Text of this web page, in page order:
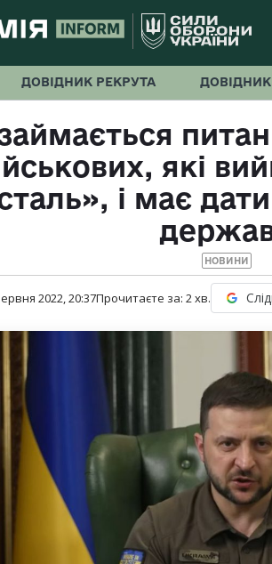
ДОВІДНИК РЕКРУТА
які
і має
НОВИНИ
2022, 20:37Прочитаєте за: 2хв.